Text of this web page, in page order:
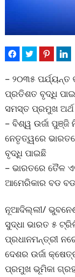
– ୨୦୩୫ ପର୍ଯ୍ୟନ୍ତ
ପ୍ରତିଶତ ବୃଦ୍ଧି
ସମସ୍ତ ପ୍ରମୁଖ
– ବିଶ୍ୱ ଉର୍ଜା
ନେତୃତ୍ୱରେ
ବୃଦ୍ଧି ପାଇଛି
– ଭାରତରେ ତୈଳ
ଆମେରିକାର ବଡ
ନୂଆଦିଲ୍ଲୀ/
ସୁଦ୍ଧା ଭାରତ ୫
ପ୍ରଧାନମନ୍ତ୍ରୀ
ଦେଶର ଉର୍ଜା
ପ୍ରମୁଖ ଭୂମିକା